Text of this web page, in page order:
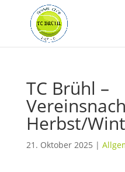
TC Brühl –
Herbst/
21. Oktober 2025 |